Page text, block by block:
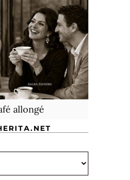
allongé